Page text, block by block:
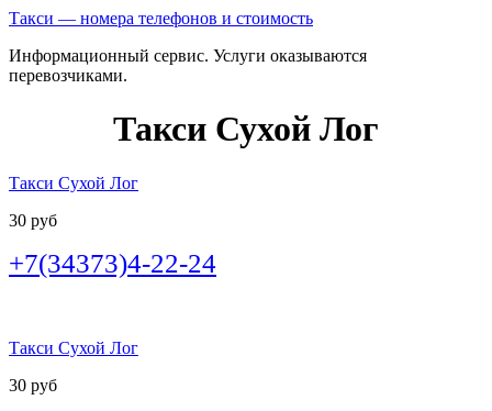
Такси — номера телефонов и стоимость
Информационный сервис. Услуги оказываются
перевозчиками.
Такси Сухой Лог
Такси Сухой Лог
30 руб
+7(34373)4-22-24
Такси Сухой Лог
30 руб